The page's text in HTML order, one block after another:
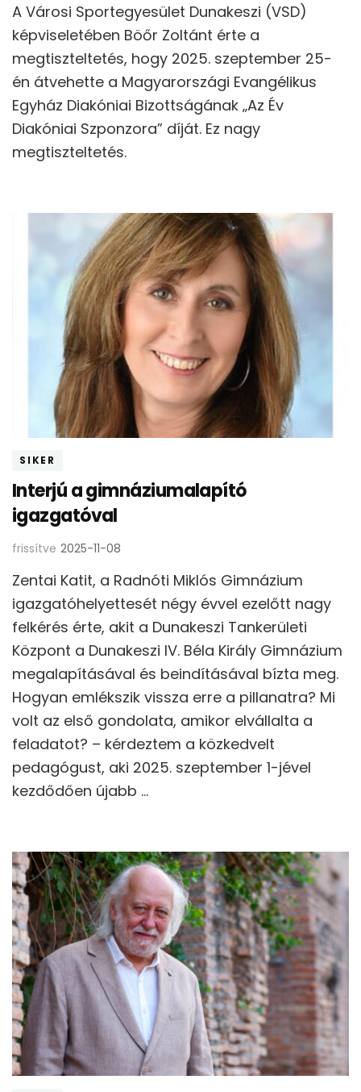
A Városi Sportegyesület Dunakeszi (VSD)
képviseletében Böőr Zoltánt érte a
megtiszteltetés, hogy 2025. szeptember 25-
én átvehette a Magyarországi Evangélikus
Egyház Diakóniai Bizottságának „Az Év
Diakóniai Szponzora” díját. Ez nagy
megtiszteltetés.
SIKER
Interjú a gimnáziumalapító
igazgatóval
frissítve 2025-11-08
Zentai Katit, a Radnóti Miklós Gimnázium
igazgatóhelyettesét négy évvel ezelőtt nagy
felkérés érte, akit a Dunakeszi Tankerületi
Központ a Dunakeszi IV. Béla Király Gimnázium
megalapításával és beindításával bízta meg.
Hogyan emlékszik vissza erre a pillanatra? Mi
volt az első gondolata, amikor elvállalta a
feladatot? – kérdeztem a közkedvelt
pedagógust, aki 2025. szeptember 1-jével
kezdődően újabb …